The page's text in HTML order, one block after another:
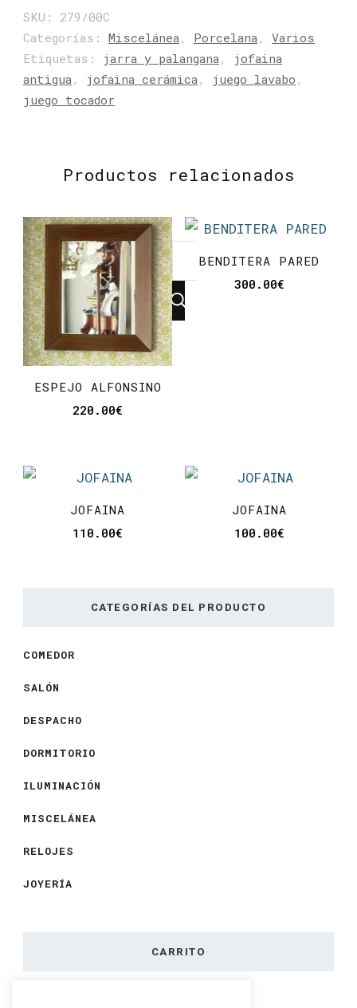
SKU: 279/00C
Categorías: Miscelánea , Porcelana , Varios
Etiquetas: jarra y palangana , jofaina
antigua , jofaina cerámica , juego lavabo ,
juego tocador
Productos relacionados
ESPEJO ALFONSINO
220.00€
BENDITERA PARED
300.00€
JOFAINA
110.00€
JOFAINA
100.00€
¿Buscas
algo?
CATEGORÍAS DEL PRODUCTO
COMEDOR
SALÓN
DESPACHO
DORMITORIO
ILUMINACIÓN
MISCELÁNEA
RELOJES
JOYERÍA
CARRITO